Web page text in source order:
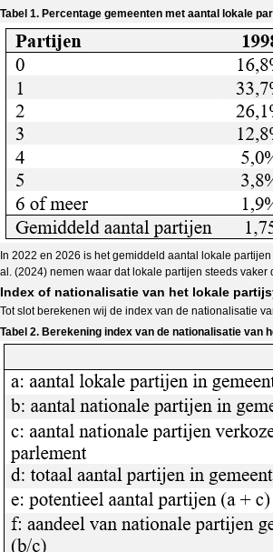
Tabel 1. Percentage gemeenten met aantal lokale
In 2022 en 2026 is het gemiddeld aantal lokale
al. (2024) nemen waar dat lokale partijen steeds
Index of nationalisatie van het lokale
Tot slot berekenen wij de index van de nationalisatie
Tabel 2. Berekening index van de nationalisatie van